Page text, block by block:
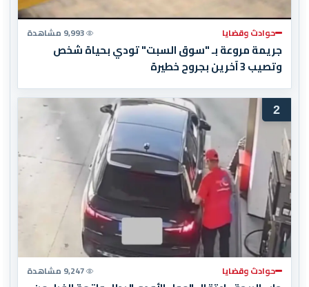
حوادث وقضايا 9,993 مشاهدة
جريمة مروعة بـ "سوق السبت" تودي بحياة شخص
وتصيب 3 آخرين بجروح خطيرة
2
حوادث وقضايا 9,247 مشاهدة